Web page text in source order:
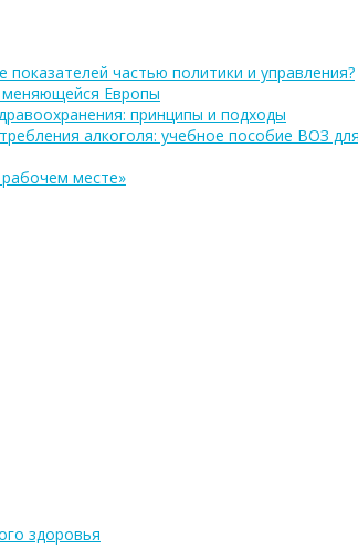
частью политики и управления?
меняющейся Европы
принципы и подходы
алкоголя: учебное пособие ВОЗ
месте»
здоровья